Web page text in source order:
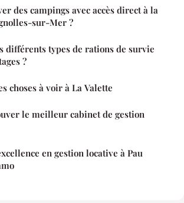
des campings avec accès direct à la
sur-Mer ?
différents types de rations de survie
?
choses à voir à La Valette
le meilleur cabinet de gestion
en gestion locative à Pau